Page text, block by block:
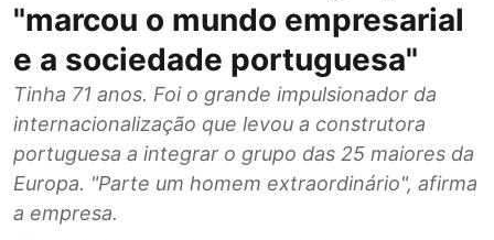
"marcou o mundo empresarial
e a sociedade portuguesa"
Tinha 71 anos. Foi o grande impulsionador da
internacionalização que levou a construtora
portuguesa a integrar o grupo das 25 maiores da
Europa. "Parte um homem extraordinário", afirma
a empresa.